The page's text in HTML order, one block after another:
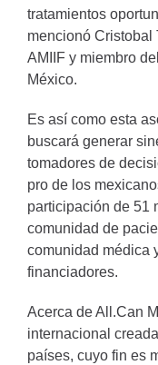
tratamientos
mencionó Cristobal
AMIIF y miembro
México.
Es así como esta
buscará generar
tomadores de
pro de los
participación de 51
comunidad de
comunidad médica
financiadores.
Acerca de All.Can
internacional
países, cuyo fin es